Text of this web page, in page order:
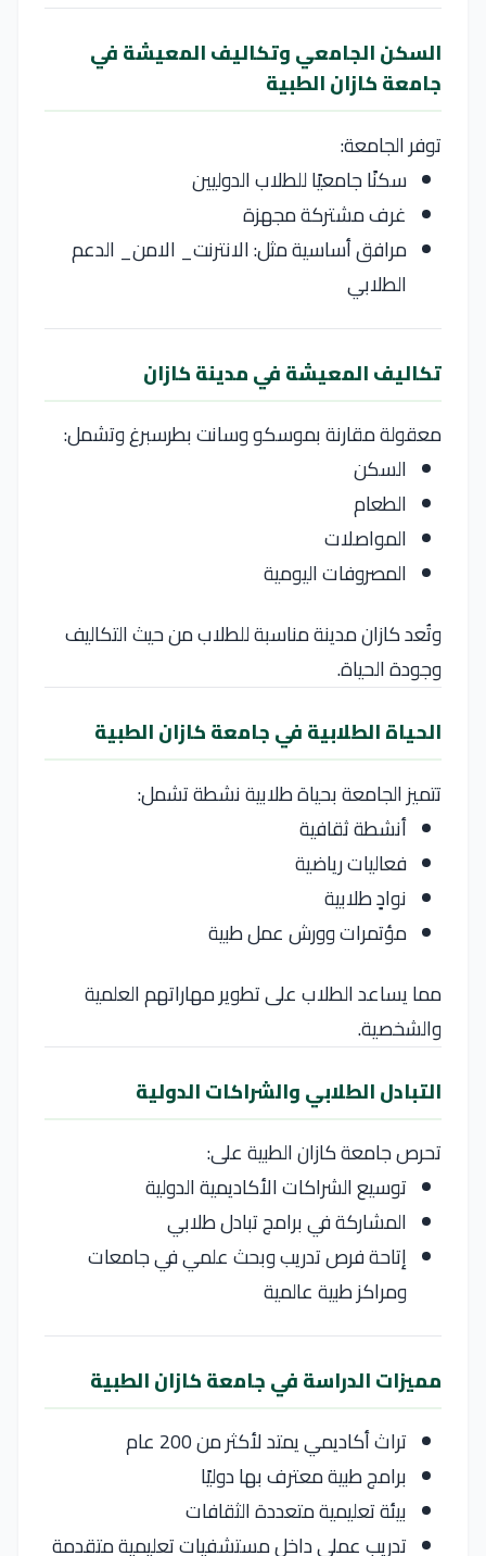
السكن الجامعي وتكاليف المعيشة في
جامعة كازان الطبية
توفر الجامعة:
سكنًا جامعيًا للطلاب الدوليين
غرف مشتركة مجهزة
مرافق أساسية مثل: الانترنت_ الامن_ الدعم
الطلابي
تكاليف المعيشة في مدينة كازان
معقولة مقارنة بموسكو وسانت بطرسبرغ وتشمل:
السكن
الطعام
المواصلات
المصروفات اليومية
وتُعد كازان مدينة مناسبة للطلاب من حيث التكاليف
وجودة الحياة.
الحياة الطلابية في جامعة كازان الطبية
تتميز الجامعة بحياة طلابية نشطة تشمل:
أنشطة ثقافية
فعاليات رياضية
نوادٍ طلابية
مؤتمرات وورش عمل طبية
مما يساعد الطلاب على تطوير مهاراتهم العلمية
والشخصية.
التبادل الطلابي والشراكات الدولية
تحرص جامعة كازان الطبية على:
توسيع الشراكات الأكاديمية الدولية
المشاركة في برامج تبادل طلابي
إتاحة فرص تدريب وبحث علمي في جامعات
ومراكز طبية عالمية
مميزات الدراسة في جامعة كازان الطبية
تراث أكاديمي يمتد لأكثر من 200 عام
برامج طبية معترف بها دوليًا
بيئة تعليمية متعددة الثقافات
تدريب عملي داخل مستشفيات تعليمية متقدمة